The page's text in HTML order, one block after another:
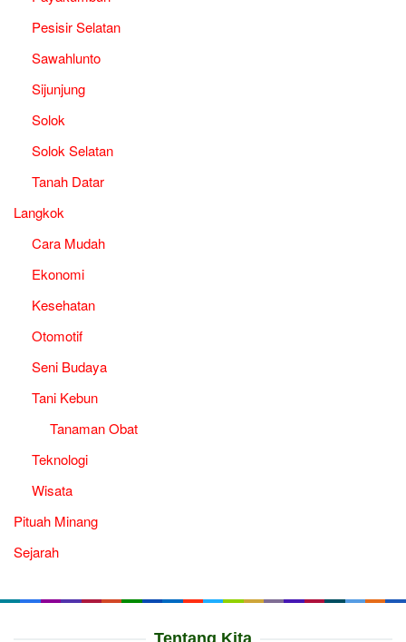
Pesisir Selatan
Sawahlunto
Sijunjung
Solok
Solok Selatan
Tanah Datar
Langkok
Cara Mudah
Ekonomi
Kesehatan
Otomotif
Seni Budaya
Tani Kebun
Tanaman Obat
Teknologi
Wisata
Pituah Minang
Sejarah